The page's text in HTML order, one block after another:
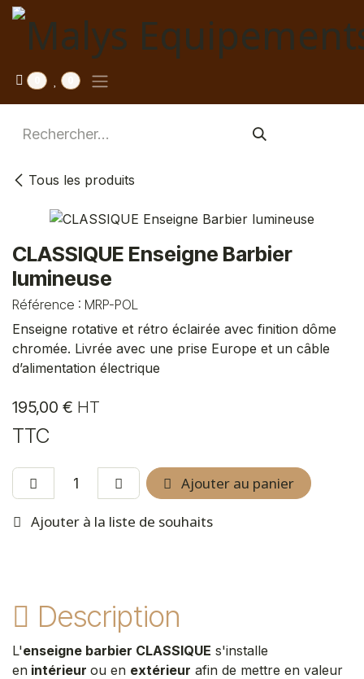
Se rendre au contenu
Tous les produits
CLASSIQUE Enseigne Barbier
lumineuse
Référence : MRP-POL
Enseigne rotative et rétro éclairée avec finition dôme
chromée. Livrée avec une prise Europe et un câble
d’alimentation électrique
195,00 € HT
TTC
Ajouter au panier
Ajouter à la liste de souhaits
Description
L'enseigne barbier CLASSIQUE s'installe
en intérieur ou en extérieur afin de mettre en valeur